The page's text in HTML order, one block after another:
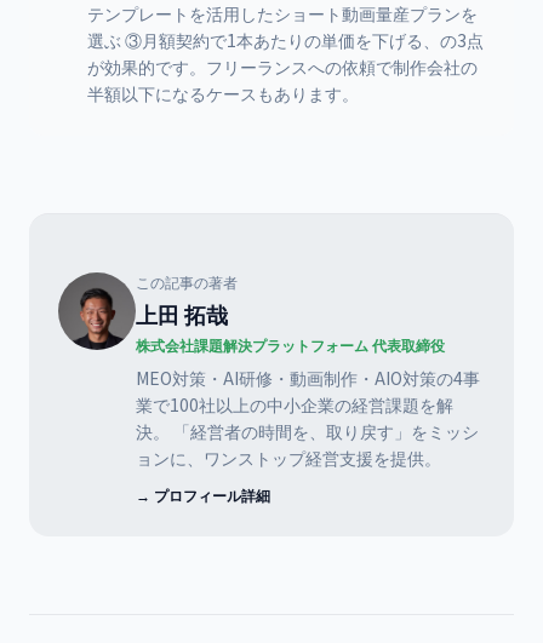
テンプレートを活用したショート動画量産プランを
選ぶ ③月額契約で1本あたりの単価を下げる、の3点
が効果的です。フリーランスへの依頼で制作会社の
半額以下になるケースもあります。
この記事の著者
上田 拓哉
株式会社課題解決プラットフォーム 代表取締役
MEO対策・AI研修・動画制作・AIO対策の4事
業で100社以上の中小企業の経営課題を解
決。 「経営者の時間を、取り戻す」をミッシ
ョンに、ワンストップ経営支援を提供。
→ プロフィール詳細